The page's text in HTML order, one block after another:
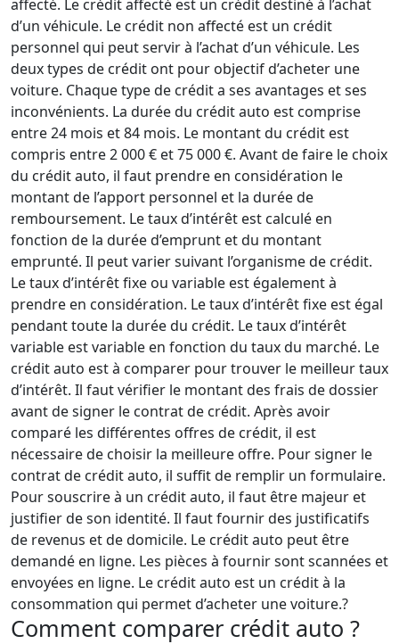
affecté. Le crédit affecté est un crédit destiné à l’achat
d’un véhicule. Le crédit non affecté est un crédit
personnel qui peut servir à l’achat d’un véhicule. Les
deux types de crédit ont pour objectif d’acheter une
voiture. Chaque type de crédit a ses avantages et ses
inconvénients. La durée du crédit auto est comprise
entre 24 mois et 84 mois. Le montant du crédit est
compris entre 2 000 € et 75 000 €. Avant de faire le choix
du crédit auto, il faut prendre en considération le
montant de l’apport personnel et la durée de
remboursement. Le taux d’intérêt est calculé en
fonction de la durée d’emprunt et du montant
emprunté. Il peut varier suivant l’organisme de crédit.
Le taux d’intérêt fixe ou variable est également à
prendre en considération. Le taux d’intérêt fixe est égal
pendant toute la durée du crédit. Le taux d’intérêt
variable est variable en fonction du taux du marché. Le
crédit auto est à comparer pour trouver le meilleur taux
d’intérêt. Il faut vérifier le montant des frais de dossier
avant de signer le contrat de crédit. Après avoir
comparé les différentes offres de crédit, il est
nécessaire de choisir la meilleure offre. Pour signer le
contrat de crédit auto, il suffit de remplir un formulaire.
Pour souscrire à un crédit auto, il faut être majeur et
justifier de son identité. Il faut fournir des justificatifs
de revenus et de domicile. Le crédit auto peut être
demandé en ligne. Les pièces à fournir sont scannées et
envoyées en ligne. Le crédit auto est un crédit à la
consommation qui permet d’acheter une voiture.?
Comment comparer crédit auto ?